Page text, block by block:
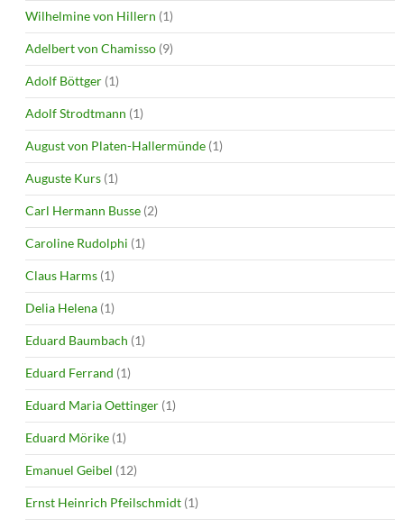
Wilhelmine von Hillern (1)
Adelbert von Chamisso (9)
Adolf Böttger (1)
Adolf Strodtmann (1)
August von Platen-Hallermünde (1)
Auguste Kurs (1)
Carl Hermann Busse (2)
Caroline Rudolphi (1)
Claus Harms (1)
Delia Helena (1)
Eduard Baumbach (1)
Eduard Ferrand (1)
Eduard Maria Oettinger (1)
Eduard Mörike (1)
Emanuel Geibel (12)
Ernst Heinrich Pfeilschmidt (1)